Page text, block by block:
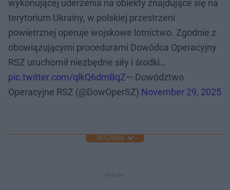
wykonującej uderzenia na obiekty znajdujące się na
terytorium Ukrainy, w polskiej przestrzeni
powietrznej operuje wojskowe lotnictwo. Zgodnie z
obowiązującymi procedurami Dowódca Operacyjny
RSZ uruchomił niezbędne siły i środki…
pic.twitter.com/qlkQ6dmBqZ— Dowództwo
Operacyjne RSZ (@DowOperSZ) November 29, 2025
ROZWIŃ